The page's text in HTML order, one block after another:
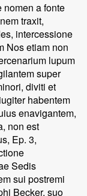
nomen a fonte
traxit,
intercessione
Nos etiam non
lupum
super
diviti et
habentem
enavigantem,
non est
Ep. 3,
Sedis
sui postremi
Becker, suo